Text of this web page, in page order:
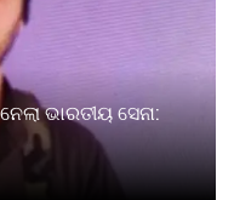
ଭାରତୀୟ ସେନା: